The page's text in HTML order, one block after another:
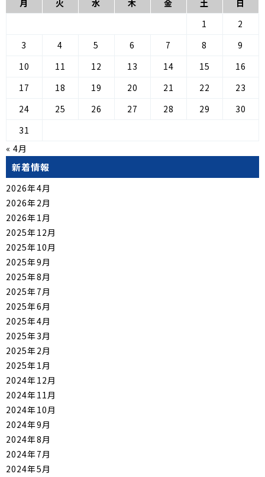
月 火 水 木 金 土
日
1
2
3
4 5 6 7 8
9
10
11 12 13 14 15
16
17
18 19 20 21 22
23
24
25 26 27 28 29
30
31
« 4月
新着情報
2026年4月
2026年2月
2026年1月
2025年12月
2025年10月
2025年9月
2025年8月
2025年7月
2025年6月
2025年4月
2025年3月
2025年2月
2025年1月
2024年12月
2024年11月
2024年10月
2024年9月
2024年8月
2024年7月
2024年5月